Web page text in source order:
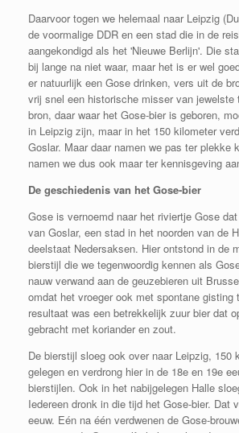
Daarvoor togen we helemaal naar Leipzig
de voormalige DDR en een stad die in de
aangekondigd als het 'Nieuwe Berlijn'. Die
bij lange na niet waar, maar het is er wel
er natuurlijk een Gose drinken, vers uit de
vrij snel een historische misser van jewelste
bron, daar waar het Gose-bier is geboren,
in Leipzig zijn, maar in het 150 kilometer
Goslar. Maar daar namen we pas ter plekke
namen we dus ook maar ter kennisgeving
De geschiedenis van het Gose-bier
Gose is vernoemd naar het riviertje Gose
van Goslar, een stad in het noorden van de
deelstaat Nedersaksen. Hier ontstond in de
bierstijl die we tegenwoordig kennen als
nauw verwand aan de geuzebieren uit
omdat het vroeger ook met spontane
resultaat was een betrekkelijk zuur bier dat
gebracht met koriander en zout.
De bierstijl sloeg ook over naar Leipzig, 150
gelegen en verdrong hier in de 18e en 19e
bierstijlen. Ook in het nabijgelegen Halle
Iedereen dronk in die tijd het Gose-bier. Dat
eeuw. Eén na één verdwenen de Gose-